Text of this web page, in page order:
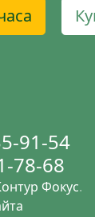
91-54
78-68
Фокус.